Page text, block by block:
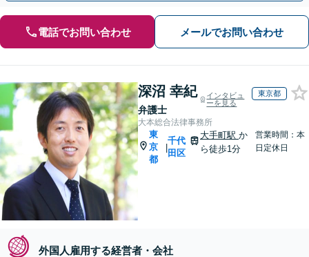
電話でお問い合わせ メールでお問い合わせ
深沼 幸紀
弁護士
インタビュ
ーを見る
東京都
大本総合法律事務所
東
京
都
|
千代
田区
大手町駅か
ら徒歩1分
営業時間：本
日定休日
外国人雇用する経営者・会社